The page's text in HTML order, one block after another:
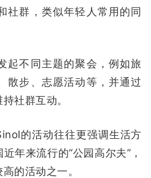
社群，类似年轻人常用的同
起不同主题的聚会，例如旅
散步、志愿活动等，并通过
社群互动。
的活动往往更强调生活方
年来流行的“公园高尔夫”，
的活动之一。